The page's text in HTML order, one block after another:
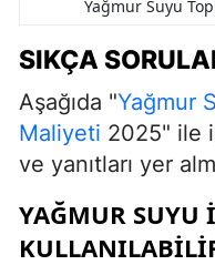
Yağmur Suyu
SIKÇA
Aşağıda "Yağmur
Maliyeti 2025" ile
ve yanıtları yer
YAĞMUR SUYU